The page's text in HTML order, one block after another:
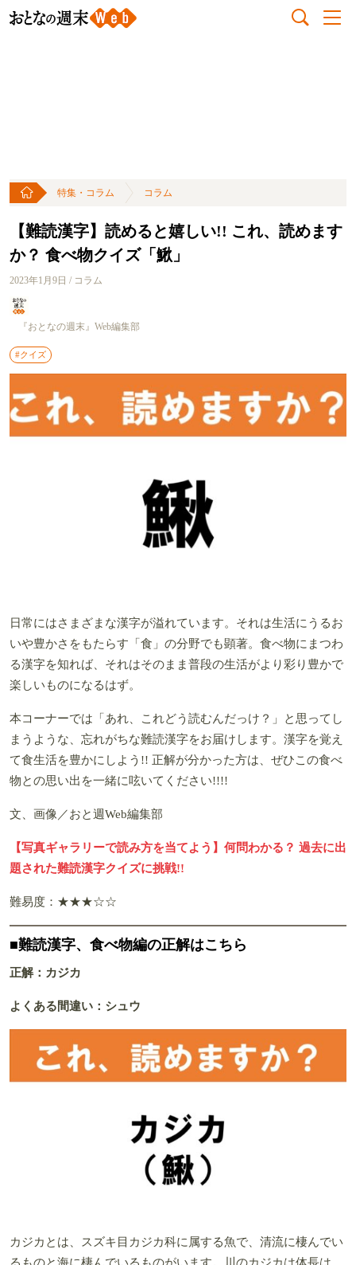
特集・コラム コラム
【難読漢字】読めると嬉しい!! これ、読めます
か？ 食べ物クイズ「鰍」
2023年1月9日 / コラム
『おとなの週末』Web編集部
#クイズ
日常にはさまざまな漢字が溢れています。それは生活にうるお
いや豊かさをもたらす「食」の分野でも顕著。食べ物にまつわ
る漢字を知れば、それはそのまま普段の生活がより彩り豊かで
楽しいものになるはず。
本コーナーでは「あれ、これどう読むんだっけ？」と思ってし
まうような、忘れがちな難読漢字をお届けします。漢字を覚え
て食生活を豊かにしよう!! 正解が分かった方は、ぜひこの食べ
物との思い出を一緒に呟いてください!!!!
文、画像／おと週Web編集部
【写真ギャラリーで読み方を当てよう】何問わかる？ 過去に出
題された難読漢字クイズに挑戦!!
難易度：★★★☆☆
■難読漢字、食べ物編の正解はこちら
正解：カジカ
よくある間違い：シュウ
カジカとは、スズキ目カジカ科に属する魚で、清流に棲んでい
るものと海に棲んでいるものがいます。川のカジカは体長は